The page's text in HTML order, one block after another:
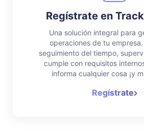
Regístrate en
Una solución integral para
operaciones de tu empresa.
seguimiento del tiempo,
cumple con requisitos
informa cualquier cosa ¡y
Regístrate